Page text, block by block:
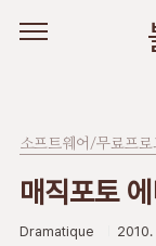
소프트웨어/무료프로
매직포토 에
Dramatique 2010.